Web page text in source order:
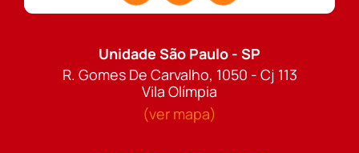
Unidade São Paulo - SP
R. Gomes De Carvalho, 1050 - Cj 113
Vila Olímpia
(ver mapa)